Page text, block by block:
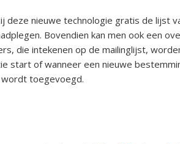
deze nieuwe technologie gratis de lijst
Bovendien kan men ook een
die intekenen op de mailinglijst,
start of wanneer een nieuwe
wordt toegevoegd.